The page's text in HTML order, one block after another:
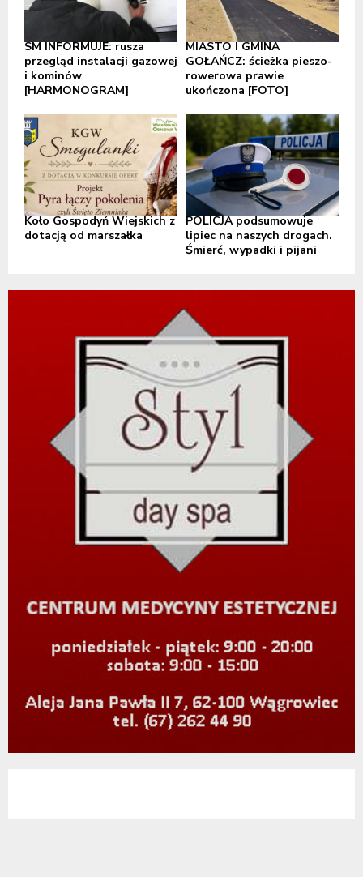
SM INFORMUJE: rusza
przegląd instalacji gazowej
i kominów
[HARMONOGRAM]
MIASTO I GMINA
GOŁAŃCZ: ścieżka pieszo-
rowerowa prawie
ukończona [FOTO]
Koło Gospodyń Wiejskich z
dotacją od marszałka
POLICJA podsumowuje
lipiec na naszych drogach.
Śmierć, wypadki i pijani